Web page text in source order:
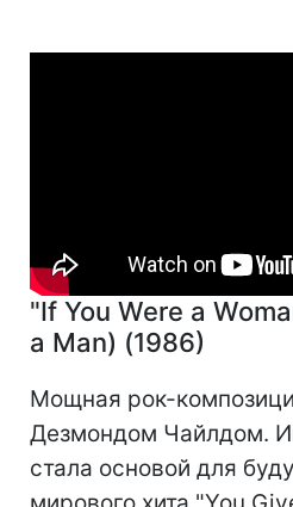
"If You Were a
a Man) (1986)
Мощная рок-
Дезмондом Чайлдом.
стала основой для